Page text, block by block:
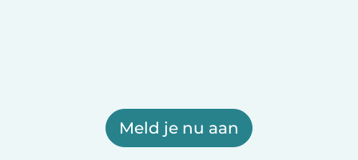
Meld je nu aan